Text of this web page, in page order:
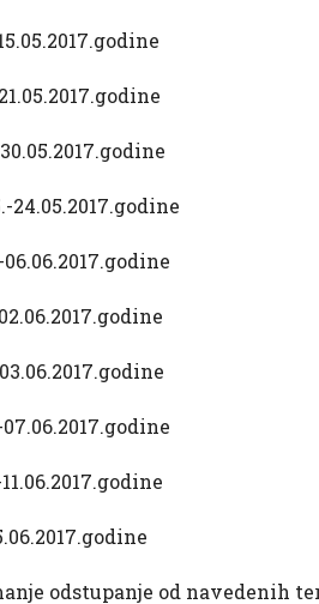
odstupanje od navedenih